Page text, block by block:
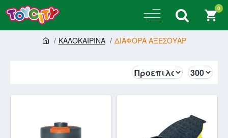
0
ΚΑΛΟΚΑΙΡΙΝΑ ΔΙΑΦΟΡΑ ΑΞΕΣΟΥΑΡ